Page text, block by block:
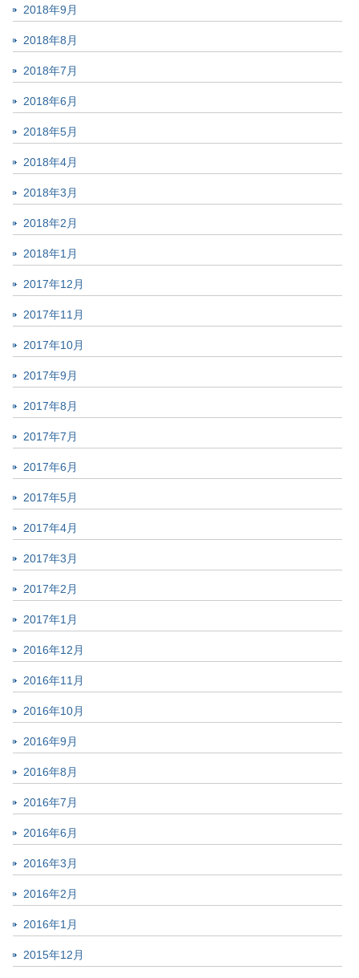
2018年9月
2018年8月
2018年7月
2018年6月
2018年5月
2018年4月
2018年3月
2018年2月
2018年1月
2017年12月
2017年11月
2017年10月
2017年9月
2017年8月
2017年7月
2017年6月
2017年5月
2017年4月
2017年3月
2017年2月
2017年1月
2016年12月
2016年11月
2016年10月
2016年9月
2016年8月
2016年7月
2016年6月
2016年3月
2016年2月
2016年1月
2015年12月